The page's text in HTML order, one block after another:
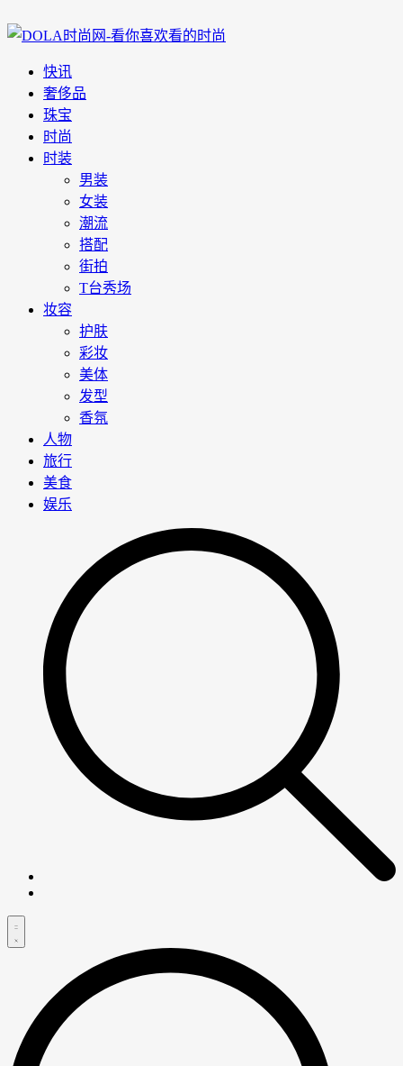
快讯
奢侈品
珠宝
时尚
时装
男装
女装
潮流
搭配
街拍
T台秀场
妆容
护肤
彩妆
美体
发型
香氛
人物
旅行
美食
娱乐